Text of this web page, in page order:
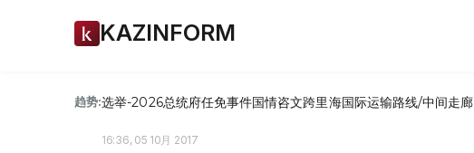
KAZINFORM
趋势:选举-2026总统府任免事件国情咨文跨里海国际运输路线/中间走廊
16:36, 05 10月 2017